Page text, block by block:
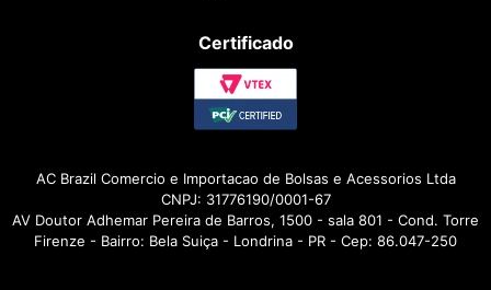
Certificado
AC Brazil Comercio e Importacao de Bolsas e Acessorios Ltda
CNPJ: 31776190/0001-67
AV Doutor Adhemar Pereira de Barros, 1500 - sala 801 - Cond. Torre
Firenze - Bairro: Bela Suiça - Londrina - PR - Cep: 86.047-250